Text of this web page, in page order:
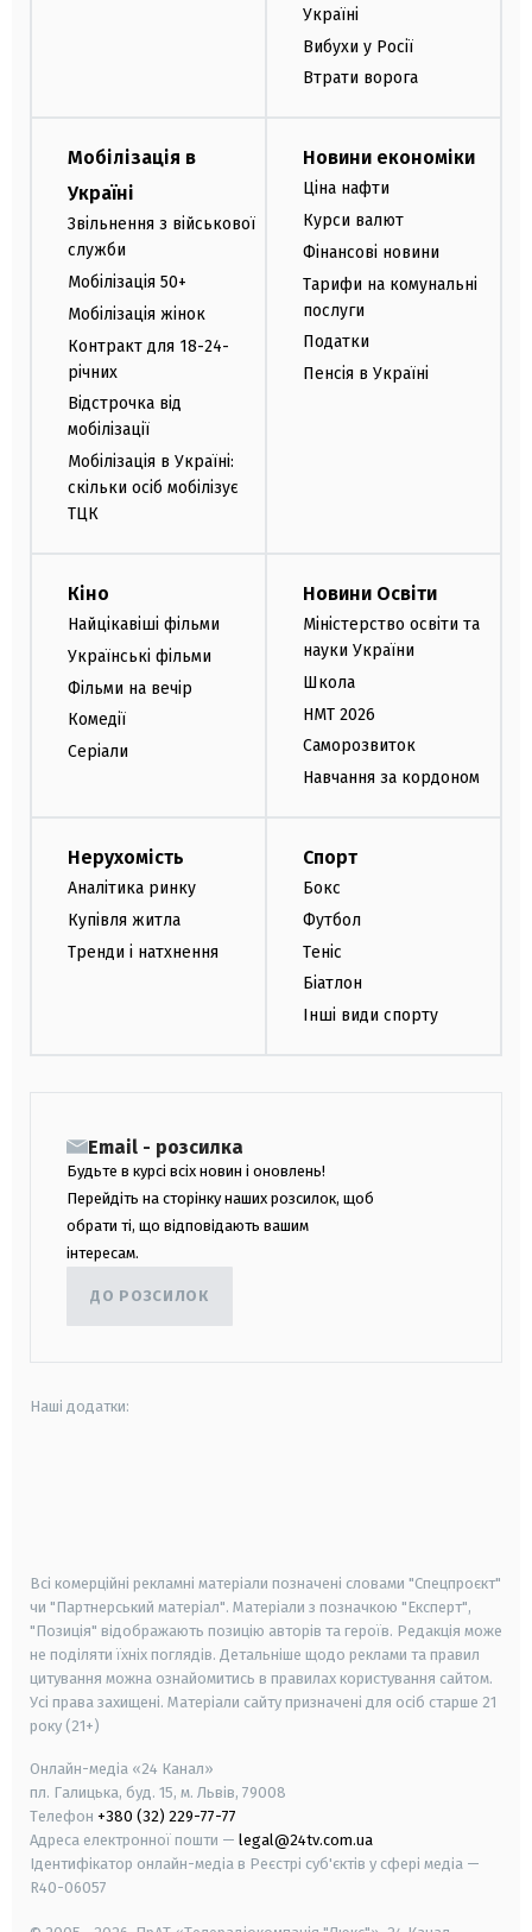
Україні
Вибухи у Росії
Втрати ворога
Мобілізація в
Україні
Звільнення з військової
служби
Мобілізація 50+
Мобілізація жінок
Контракт для 18-24-
річних
Відстрочка від
мобілізації
Мобілізація в Україні:
скільки осіб мобілізує
ТЦК
Новини економіки
Ціна нафти
Курси валют
Фінансові новини
Тарифи на комунальні
послуги
Податки
Пенсія в Україні
Кіно
Найцікавіші фільми
Українські фільми
Фільми на вечір
Комедії
Серіали
Новини Освіти
Міністерство освіти та
науки України
Школа
НМТ 2026
Саморозвиток
Навчання за кордоном
Нерухомість
Аналітика ринку
Купівля житла
Тренди і натхнення
Спорт
Бокс
Футбол
Теніс
Біатлон
Інші види спорту
Email - розсилка
Будьте в курсі всіх новин і оновлень!
Перейдіть на сторінку наших розсилок, щоб
обрати ті, що відповідають вашим
інтересам.
ДО РОЗСИЛОК
Наші додатки:
Всі комерційні рекламні матеріали позначені словами "Спецпроєкт"
чи "Партнерський матеріал". Матеріали з позначкою "Експерт",
"Позиція" відображають позицію авторів та героїв. Редакція може
не поділяти їхніх поглядів. Детальніше щодо реклами та правил
цитування можна ознайомитись в правилах користування сайтом.
Усі права захищені. Матеріали сайту призначені для осіб старше 21
року (21+)
Онлайн-медіа «24 Канал»
пл. Галицька, буд. 15, м. Львів, 79008
Телефон +380 (32) 229-77-77
Адреса електронної пошти — legal@24tv.com.ua
Ідентифікатор онлайн-медіа в Реєстрі суб'єктів у сфері медіа —
R40-06057